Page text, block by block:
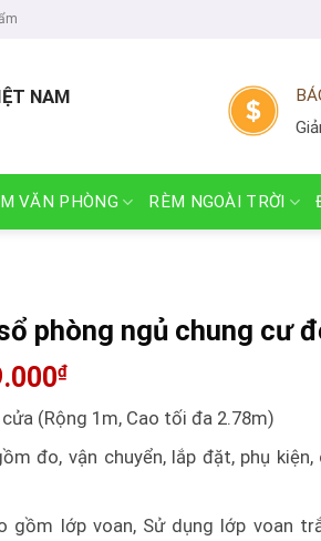
NAM
VĂN PHÒNG RÈM NGOÀI TRỜI
phòng ngủ chung cư
₫
(Rộng 1m, Cao tối đa 2.78m)
đo, vận chuyển, lắp đặt, phụ
gồm lớp voan, Sử dụng lớp voan